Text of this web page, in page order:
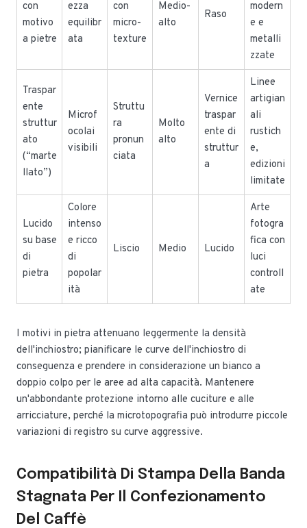
con
motivo
a pietre
ezza
equilibr
ata
con
micro-
texture
Medio-
alto
Raso
modern
e e
metalli
zzate
Traspar
ente
struttur
ato
(“marte
llato”)
Microf
ocolai
visibili
Struttu
ra
pronun
ciata
Molto
alto
Vernice
traspar
ente di
struttur
a
Linee
artigian
ali
rustich
e,
edizioni
limitate
Lucido
su base
di
pietra
Colore
intenso
e ricco
di
popolar
ità
Liscio Medio Lucido
Arte
fotogra
fica con
luci
controll
ate
I motivi in pietra attenuano leggermente la densità
dell'inchiostro; pianificare le curve dell'inchiostro di
conseguenza e prendere in considerazione un bianco a
doppio colpo per le aree ad alta capacità. Mantenere
un'abbondante protezione intorno alle cuciture e alle
arricciature, perché la microtopografia può introdurre piccole
variazioni di registro su curve aggressive.
Compatibilità Di Stampa Della Banda
Stagnata Per Il Confezionamento
Del Caffè